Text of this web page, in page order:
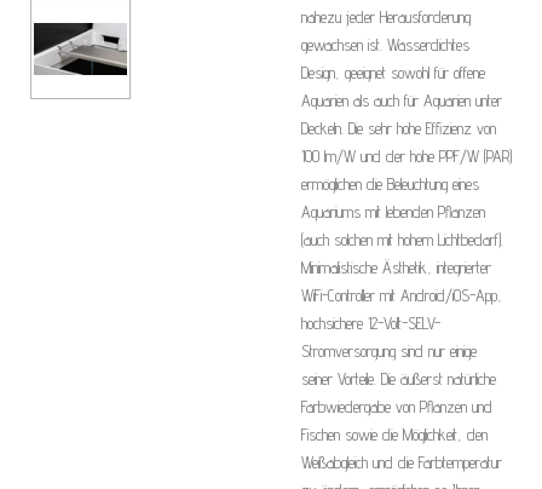
nahezu jeder Herausforderung
gewachsen ist. Wasserdichtes
Design, geeignet sowohl für offene
Aquarien als auch für Aquarien unter
Deckeln. Die sehr hohe Effizienz von
100 lm/W und der hohe PPF/W (PAR)
ermöglichen die Beleuchtung eines
Aquariums mit lebenden Pflanzen
(auch solchen mit hohem Lichtbedarf).
Minimalistische Ästhetik, integrierter
WiFi-Controller mit Android/iOS-App,
hochsichere 12-Volt-SELV-
Stromversorgung sind nur einige
seiner Vorteile. Die äußerst natürliche
Farbwiedergabe von Pflanzen und
Fischen sowie die Möglichkeit, den
Weißabgleich und die Farbtemperatur